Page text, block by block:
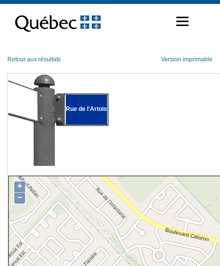
contenu
Retour aux résultats Version imprimable
Rue de l'Artois
+
−